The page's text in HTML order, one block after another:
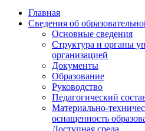
Главная
Сведения об
Основные сведения
Структура и органы
организацией
Документы
Образование
Руководство
Педагогический
Материально-
оснащенность
Доступная среда